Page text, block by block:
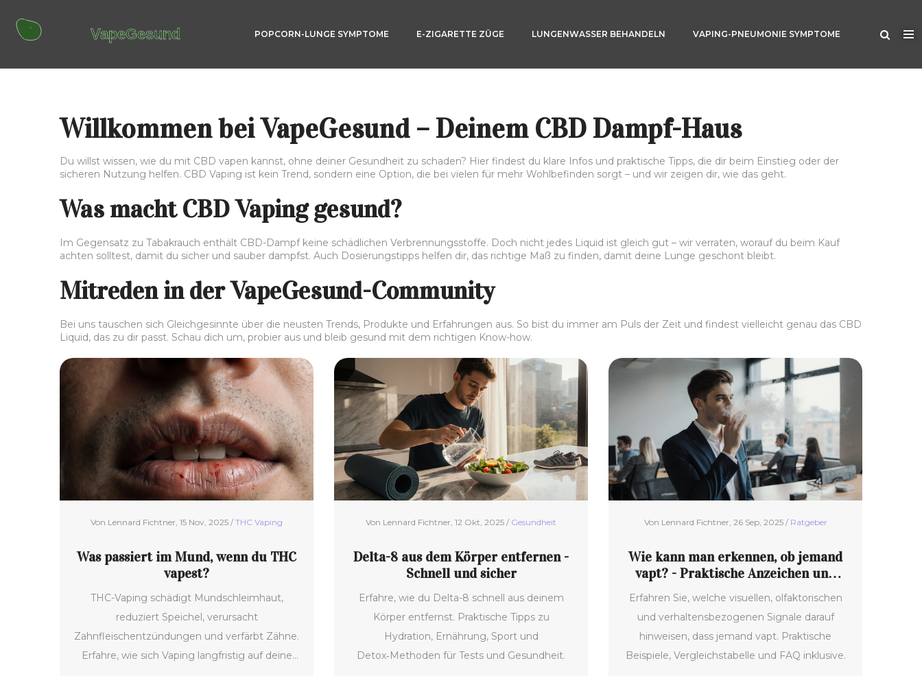
POPCORN-LUNGE SYMPTOME E-ZIGARETTE ZÜGE LUNGENWASSER BEHANDELN VAPING-PNEUMONIE SYMPTOME
Willkommen bei VapeGesund – Deinem CBD Dampf-Haus
Du willst wissen, wie du mit CBD vapen kannst, ohne deiner Gesundheit zu schaden? Hier findest du klare Infos und praktische Tipps, die dir beim Einstieg oder der
sicheren Nutzung helfen. CBD Vaping ist kein Trend, sondern eine Option, die bei vielen für mehr Wohlbefinden sorgt – und wir zeigen dir, wie das geht.
Was macht CBD Vaping gesund?
Im Gegensatz zu Tabakrauch enthält CBD-Dampf keine schädlichen Verbrennungsstoffe. Doch nicht jedes Liquid ist gleich gut – wir verraten, worauf du beim Kauf
achten solltest, damit du sicher und sauber dampfst. Auch Dosierungstipps helfen dir, das richtige Maß zu finden, damit deine Lunge geschont bleibt.
Mitreden in der VapeGesund-Community
Bei uns tauschen sich Gleichgesinnte über die neusten Trends, Produkte und Erfahrungen aus. So bist du immer am Puls der Zeit und findest vielleicht genau das CBD
Liquid, das zu dir passt. Schau dich um, probier aus und bleib gesund mit dem richtigen Know-how.
Von Lennard Fichtner, 15 Nov, 2025 / THC Vaping
Was passiert im Mund, wenn du THC
vapest?
THC-Vaping schädigt Mundschleimhaut,
reduziert Speichel, verursacht
Zahnfleischentzündungen und verfärbt Zähne.
Erfahre, wie sich Vaping langfristig auf deine
Von Lennard Fichtner, 12 Okt, 2025 / Gesundheit
Delta-8 aus dem Körper entfernen -
Schnell und sicher
Erfahre, wie du Delta-8 schnell aus deinem
Körper entfernst. Praktische Tipps zu
Hydration, Ernährung, Sport und
Detox‑Methoden für Tests und Gesundheit.
Von Lennard Fichtner, 26 Sep, 2025 / Ratgeber
Wie kann man erkennen, ob jemand
vapt? - Praktische Anzeichen und
Tipps
Erfahren Sie, welche visuellen, olfaktorischen
und verhaltensbezogenen Signale darauf
hinweisen, dass jemand vapt. Praktische
Beispiele, Vergleichstabelle und FAQ inklusive.